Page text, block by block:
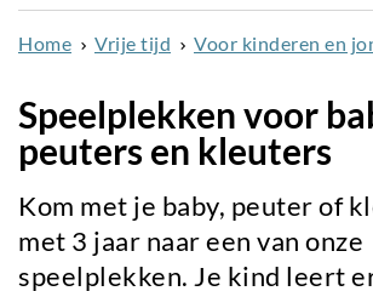
naar
de
gaan
Home Vrije tijd Voor kinderen en
Speelplekken voor
peuters en kleuters
Kom met je baby, peuter of
met 3 jaar naar een van onze
speelplekken. Je kind leert